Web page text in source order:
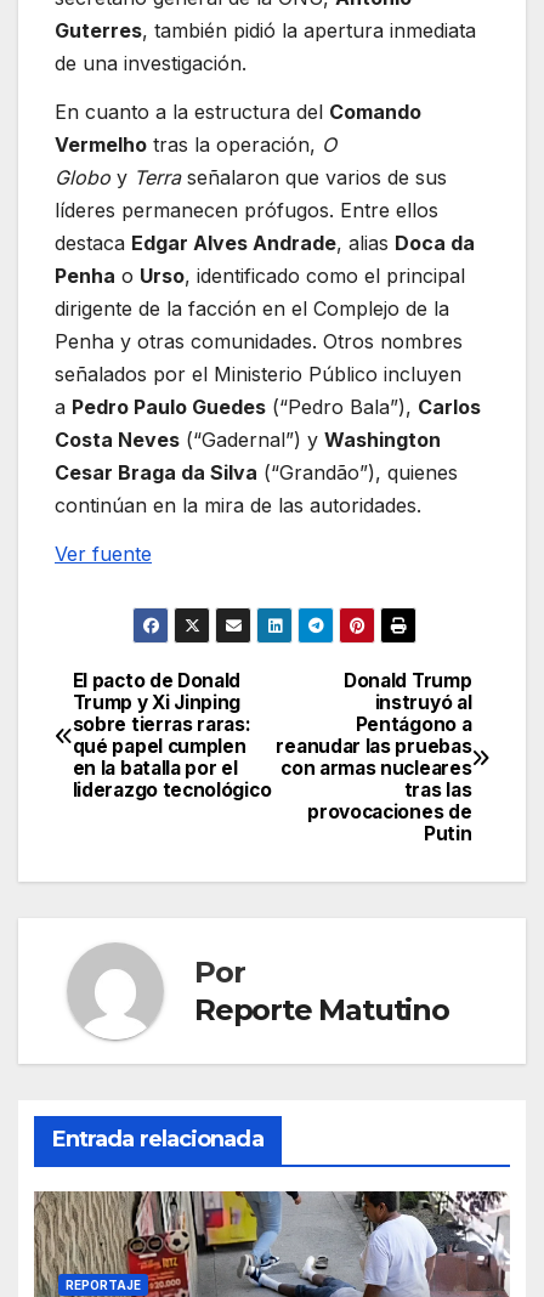
Guterres, también pidió la apertura inmediata
de una investigación.
En cuanto a la estructura del Comando
Vermelho tras la operación, O
Globo y Terraseñalaron que varios de sus
líderes permanecen prófugos. Entre ellos
destaca Edgar Alves Andrade, alias Doca da
Penha o Urso, identificado como el principal
dirigente de la facción en el Complejo de la
Penha y otras comunidades. Otros nombres
señalados por el Ministerio Público incluyen
a Pedro Paulo Guedes (“Pedro Bala”), Carlos
Costa Neves (“Gadernal”) y Washington
Cesar Braga da Silva (“Grandão”), quienes
continúan en la mira de las autoridades.
Ver fuente
Navegación
de
entradas
Donald Trump
instruyó al
Pentágono a
reanudar las pruebas
con armas nucleares
tras las
provocaciones de
Putin
El pacto de Donald
Trump y Xi Jinping
sobre tierras raras:
qué papel cumplen
en la batalla por el
liderazgo tecnológico
Por
Reporte Matutino
Entrada relacionada
REPORTAJE